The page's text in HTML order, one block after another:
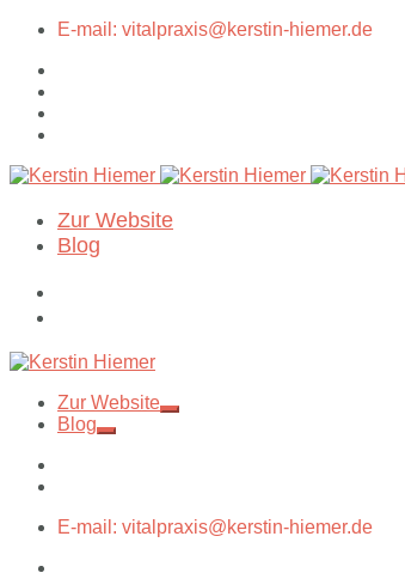
E-mail: vitalpraxis@kerstin-hiemer.de
Zur Website
Blog
Zur Website
Blog
E-mail: vitalpraxis@kerstin-hiemer.de